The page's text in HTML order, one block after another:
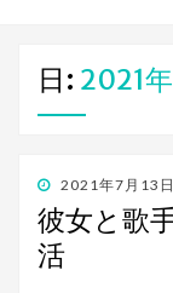
日: 2021
投
稿
日:
2021年7月13日
彼女と歌
活